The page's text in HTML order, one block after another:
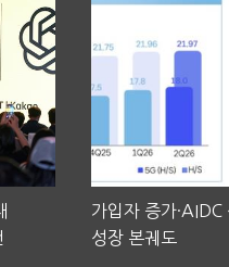
가입자 증가
성장 본궤도